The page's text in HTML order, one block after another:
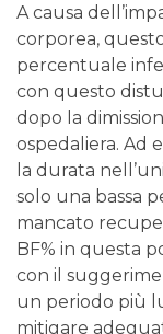
A causa
corporea,
percentuale
con questo
dopo la
ospedaliera. Ad
la durata
solo una bassa
mancato
BF% in questa
con il
un periodo più
mitigare